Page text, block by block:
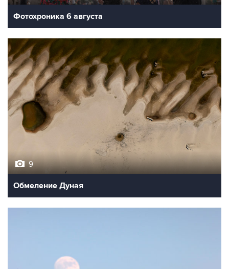
Фотохроника 6 августа
9
Обмеление Дуная